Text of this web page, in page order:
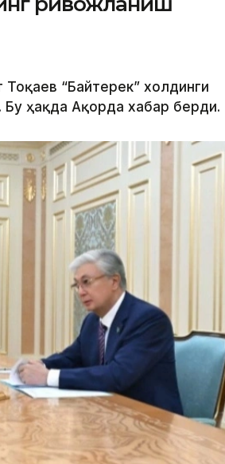
“Байтерек” холдинги
Бу ҳақда Ақорда хабар берди.